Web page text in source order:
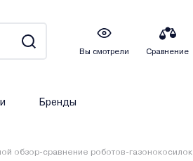
Вы смотрели Сравнение
Бренды
обзор-сравнение роботов-газонокосилок